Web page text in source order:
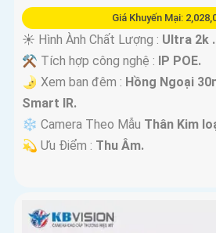
Giá Khuyến Mại:
☀️ Hình Ành Chất Lượng : Ultra 2k .
⚒ Tích hợp công nghệ :
IP POE.
🌛 Xem ban đêm : Hồng Ngoại
Smart IR.
❄ Camera Theo Mẫu Thân Kim
️💫 Ưu Điểm : Thu Âm.